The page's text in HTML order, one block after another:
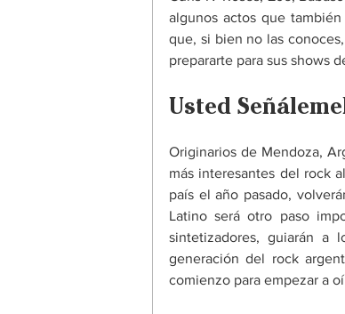
algunos actos que
que, si bien no las
prepararte para sus shows
Usted
Originarios de Mendoza,
más interesantes del rock
país el año pasado,
Latino será otro paso
sintetizadores, guiarán a
generación del rock
comienzo para empezar a